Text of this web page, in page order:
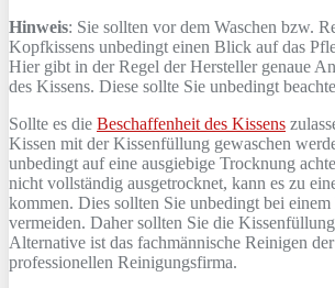
Hinweis: Sie sollten vor dem Waschen bzw.
Kopfkissens unbedingt einen Blick auf das
Hier gibt in der Regel der Hersteller genaue
des Kissens. Diese sollte Sie unbedingt
Sollte es die Beschaffenheit des Kissens
Kissen mit der Kissenfüllung gewaschen
unbedingt auf eine ausgiebige Trocknung
nicht vollständig ausgetrocknet, kann es zu
kommen. Dies sollten Sie unbedingt bei
vermeiden. Daher sollten Sie die
Alternative ist das fachmännische Reinigen
professionellen Reinigungsfirma.